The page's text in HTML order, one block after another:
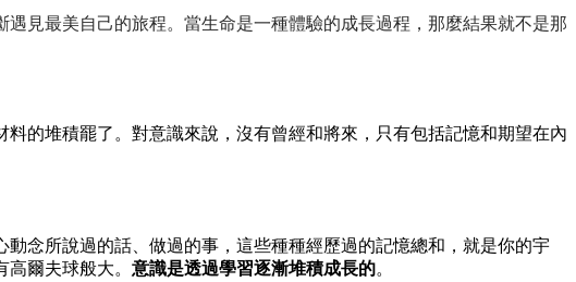
見最美自己的旅程。當生命是一種體驗的成長過程，那麼結果就不是那
的堆積罷了。 對意識來說，沒有曾經和將來，只有包括記憶和期望在內
念所說過的話、做過的事，這些種種經歷過的記憶總和，就是你的宇
爾夫球般大。 意識是透過學習逐漸堆積成長的。